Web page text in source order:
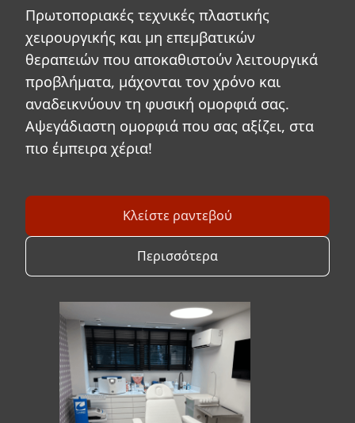
Πρωτοποριακές τεχνικές πλαστικής
χειρουργικής και μη επεμβατικών
θεραπειών που αποκαθιστούν λειτουργικά
προβλήματα, μάχονται τον χρόνο και
αναδεικνύουν τη φυσική ομορφιά σας.
Αψεγάδιαστη ομορφιά που σας αξίζει, στα
πιο έμπειρα χέρια!
Κλείστε ραντεβού
Περισσότερα